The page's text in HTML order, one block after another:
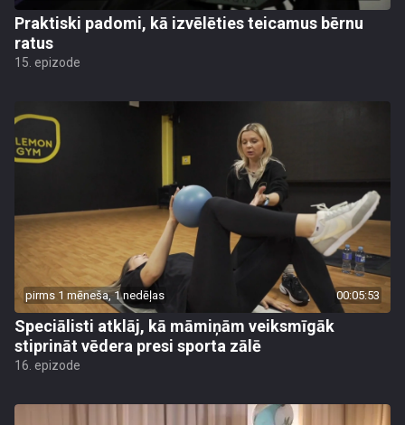
Praktiski padomi, kā izvēlēties teicamus bērnu
ratus
15. epizode
pirms 1 mēneša, 1 nedēļas 00:05:53
Speciālisti atklāj, kā māmiņām veiksmīgāk
stiprināt vēdera presi sporta zālē
16. epizode